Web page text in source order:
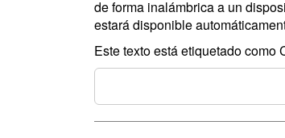
de forma inalámbrica a un
estará disponible
Este texto está etiquetado como